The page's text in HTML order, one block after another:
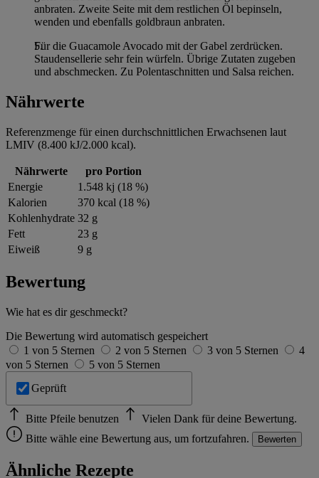
anbraten. Zweite Seite mit dem restlichen Öl bepinseln,
wenden und ebenfalls goldbraun anbraten.
Für die Guacamole Avocado mit der Gabel zerdrücken.
Staudensellerie sehr fein würfeln. Übrige Zutaten zugeben
und abschmecken. Zu Polentaschnitten und Salsa reichen.
Nährwerte
Referenzmenge für einen durchschnittlichen Erwachsenen laut
LMIV (8.400 kJ/2.000 kcal).
Nährwerte
pro Portion
Energie
1.548 kj (18 %)
Kalorien
370 kcal (18 %)
Kohlenhydrate 32 g
Fett
23 g
Eiweiß
9 g
Bewertung
Wie hat es dir geschmeckt?
Die Bewertung wird automatisch gespeichert
1 von 5 Sternen
2 von 5 Sternen 3 von 5 Sternen
4
von 5 Sternen
5 von 5 Sternen
Geprüft
Bitte Pfeile benutzen
Vielen Dank für deine Bewertung.
Bitte wähle eine Bewertung aus, um fortzufahren.
Bewerten
Ähnliche Rezepte